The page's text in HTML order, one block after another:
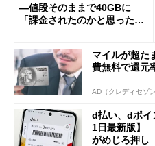
―値段そのままで40GBに
「課金されたのかと思った」
マイルが超た
費無料で還元
AD（クレディセゾン
d払い、dポイ
1日最新版】
がめじろ押し